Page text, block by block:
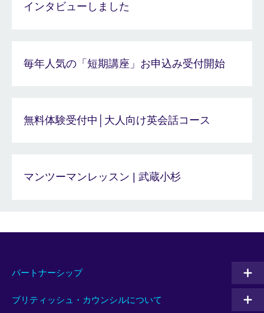
インタビューしました
毎年人気の「短期講座」お申込み受付開始
無料体験受付中│大人向け英会話コース
マンツーマンレッスン | 武蔵小杉
パートナーシップ
ブリティッシュ・カウンシルについて